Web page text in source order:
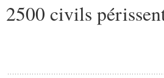
2500 civils